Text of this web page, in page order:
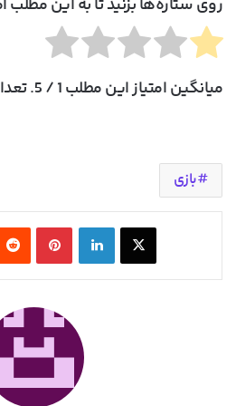
روی ستاره‌ها بزنید تا به این مطلب
میانگین امتیاز این مطلب1/ 5. تعداد امتیازات
بازی
X لینکدین